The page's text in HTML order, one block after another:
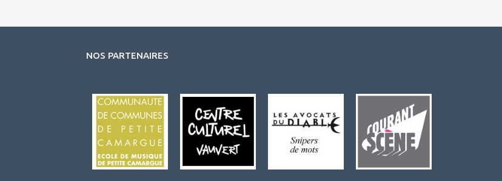
NOS PARTENAIRES